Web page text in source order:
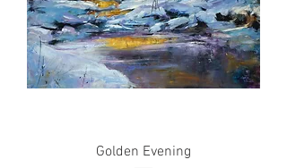
Golden Evening